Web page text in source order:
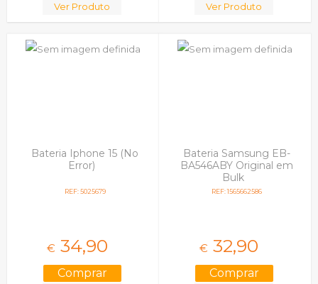
Ver Produto Ver Produto
Bateria Iphone 15 (No
Error)
REF: 5025679
€ 34,90
Bateria Samsung EB-
BA546ABY Original em
Bulk
REF: 1565662586
€ 32,90